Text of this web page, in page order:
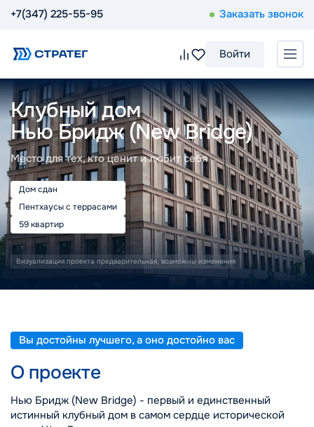
+7(347) 225-55-95 Заказать звонок
Войти
Клубный дом
Нью Бридж (New Bridge)
Место для тех, кто ценит и любит себя
Дом сдан
Пентхаусы с террасами
59 квартир
Визуализация проекта предварительная, возможны изменения
Вы достойны лучшего, а оно достойно вас
О проекте
Нью Бридж (New Bridge) - первый и единственный
истинный клубный дом в самом сердце исторической